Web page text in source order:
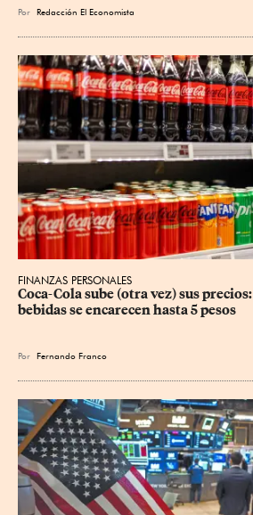
Por Redacción El Economista
FINANZAS PERSONALES
Coca-Cola sube (otra vez) sus
bebidas se encarecen hasta 5 pesos
Por Fernando Franco